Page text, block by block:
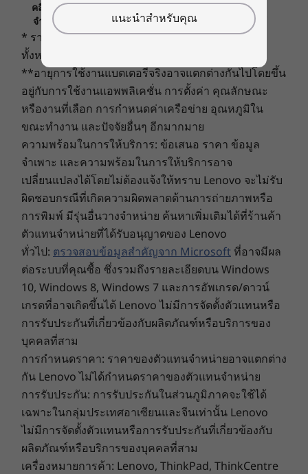
ปกป้องข้อมูลและสินทรัพย์ของคุณ
ทาวเวอร์เครื่องนี้มาพร้อมชิพ dTPM 2.0 ที่ช่วยเข้า
รหัสพาสเวิร์ดและข้อมูลของคุณ ช่วยป้องกันคุณจาก
การแฮก ในขณะที่ Smart USB Protection ทำงาน
ผ่านไบออส ช่วยป้องกันการเข้าถึงอุปกรณ์เสริมต่างๆ
ตัวเครื่องพีซีเองก็มาพร้อมกับออปชั่นด้านความ
ปลอดภัยมากมายเช่น กุญแจแบบ padlock loop ที่
สามารถป้องกันอุปกรณ์ภายในได้อย่างปลอดภัย ตัว
ล็อค Kensington ให้ความปลอดภัยทั้งพีซี คลิปสาย
เคเบิลอัจฉริยะที่ติดสายอุปกรณ์ต่อพ่วงกับพีซีนั้น
สามารถถอดออกได้จากภายในเท่านั้น และตัวล็อค
e-lock ของเครื่องสามารถล็อคตัวเครื่องจากด้านใน
ได้
สะดวกและง่ายดาย
เปิด M70t แบบระยะไกลเพื่อเลี่ยงการต้องแวะโต๊ะ
ของคุณในตอนเช้า เชื่อมต่ออุปกรณ์ต่างๆ ได้
มากมายด้วยพอร์ต USB ที่มีมากถึง 9 พอร์ต พร้อม
รองรับระบบชาร์จเร็ว เมื่อคุณต้องการปรับแต่งเครื่อง
พีซีของคุณ สล็อตพร้อมให้คุณทำได้อย่างใจต้องการ
นอกจากนี้ยังสนับสนุนการเชื่อมต่อจอภาพภายนอก
มาถึง 3 จออีกด้วย
BIOS-based Smart USB Protection
Optional: Chassis E-lock
Optional: Padlock loop
Optional: Kensington lock
Optional: Smart cable clip
Ports/Slots
Front:
USB-C
2 x USB 3.1 Gen 2
2 x USB 3.1 Gen 1
Optional: 3-in-1 card reader
Headphone / mic combo
Mic
Rear:
4 x USB 2.0
HDMI
2 x DisplayPort
Audio-out
2 x Serial (one optional)
Optional: 2 x PS2
RJ45
Optional: Parallel
M.2 Slot
M.2 SSD or Intel ®Optane™
M.2 WiFi
Explore All Desktops
คลิกเพื่อดูข้อมูลที่สำคัญเกี่ยวกับการกำหนดราคา ข้อ
จำกัด การรับประกัน และข้อมูลอื่นๆ ของ LENOVO
* ราคาที่ระบุนี้ไม่รวมภาษีและภาษีสินค้าเข้าเมือง
ทั้งหมด
**อายุการใช้งานแบตเตอรี่จริงอาจแตกต่างกันไปโดยขึ้น
อยู่กับการใช้งานแอพพลิเคชั่น การตั้งค่า คุณลักษณะ
หรืองานที่เลือก การกำหนดค่าเครือข่าย อุณหภูมิใน
ขณะทำงาน และปัจจัยอื่นๆ อีกมากมาย
ความพร้อมในการให้บริการ: ข้อเสนอ ราคา ข้อมูล
จำเพาะ และความพร้อมในการให้บริการอาจ
เปลี่ยนแปลงได้โดยไม่ต้องแจ้งให้ทราบ Lenovo จะไม่รับ
ผิดชอบกรณีที่เกิดความผิดพลาดด้านการถ่ายภาพหรือ
การพิมพ์ มีรุ่นอื่นวางจำหน่าย ค้นหาเพิ่มเติมได้ที่ร้านค้า
ตัวแทนจำหน่ายที่ได้รับอนุญาตของ Lenovo
ทั่วไป: ตรวจสอบข้อมูลสำคัญจาก Microsoftที่อาจมีผล
ต่อระบบที่คุณซื้อ ซึ่งรวมถึงรายละเอียดบน Windows
10, Windows 8, Windows 7 และการอัพเกรด/ดาวน์
เกรดที่อาจเกิดขึ้นได้ Lenovo ไม่มีการจัดตั้งตัวแทนหรือ
การรับประกันที่เกี่ยวข้องกับผลิตภัณฑ์หรือบริการของ
บุคคลที่สาม
การกำหนดราคา: ราคาของตัวแทนจำหน่ายอาจแตกต่าง
กัน Lenovo ไม่ได้กำหนดราคาของตัวแทนจำหน่าย
การรับประกัน: การรับประกันในส่วนภูมิภาคจะใช้ได้
เฉพาะในกลุ่มประเทศอาเซียนและจีนเท่านั้น Lenovo
ไม่มีการจัดตั้งตัวแทนหรือการรับประกันที่เกี่ยวข้องกับ
ผลิตภัณฑ์หรือบริการของบุคคลที่สาม
เครื่องหมายการค้า: Lenovo, ThinkPad, ThinkCentre
แนะนำสำหรับคุณ